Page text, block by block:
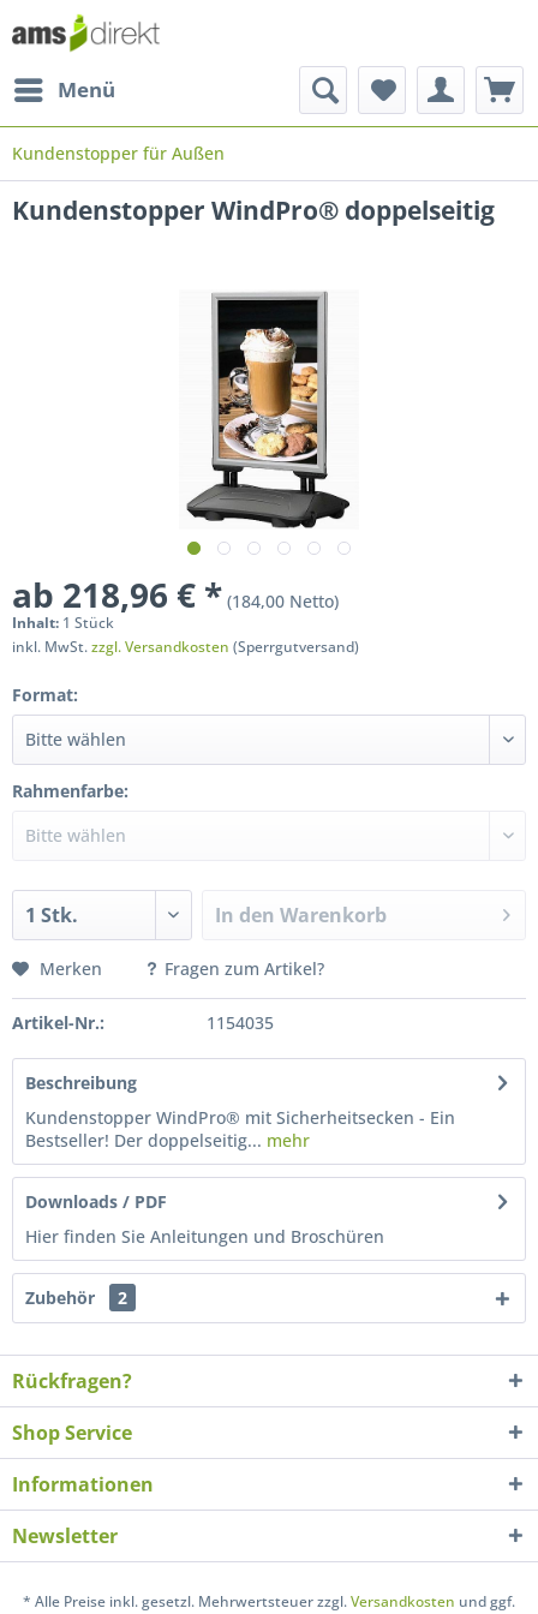
Menü
Kundenstopper für Außen
Kundenstopper WindPro® doppelseitig
ab 218,96 € * (184,00 Netto)
Inhalt: 1 Stück
inkl. MwSt.zzgl. Versandkosten (Sperrgutversand)
Format:
Rahmenfarbe:
In den Warenkorb
Merken Fragen zum Artikel?
Artikel-Nr.: 1154035
Beschreibung
Kundenstopper WindPro® mit Sicherheitsecken - Ein
Bestseller! Der doppelseitig... mehr
Downloads / PDF
Hier finden Sie Anleitungen und Broschüren
Zubehör 2
Rückfragen?
Shop Service
Informationen
Newsletter
* Alle Preise inkl. gesetzl. Mehrwertsteuer zzgl.Versandkosten und ggf.